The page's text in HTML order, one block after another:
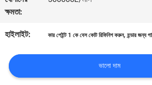
খবর
উদ্ধৃতির
জন্য
ক্ষমতা:
হাইলাইট: কার পেইন্ট 1 কে বেস কোট রিফিনিশ করুন,হন্ডার জন্য
ভালো দাম